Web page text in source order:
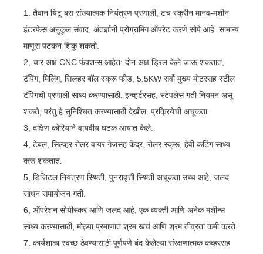
1. तैवान यिटू बस संख्यात्मक नियंत्रण प्रणाली; टच स्क्रीन मानव-मशीन
इंटरफेस अनुकूल संवाद, अंतर्ज्ञानी प्रोग्रामिंग ऑपरेट करणे सोपे आहे. सामान्य
माणूस पटकन शिकू शकतो.
2, चार अक्ष CNC फंक्शन्स आहेत: दोन अक्ष ड्रिल केले जाऊ शकतात,
टॅपिंग, मिलिंग, सिल्व्हर बॉल स्क्रू फीड, 5.5KW सर्वो मुख्य मोटरसह स्टील
टॅपिंगची प्रणाली साध्य करण्यासाठी, इन्व्हर्टरसह, स्टेपलेस गती नियमन असू
शकते, परंतु हे सुनिश्चित करण्यासाठी देखील. प्रक्रियेची अचूकता
3, दक्षिण कोरियाने वायवीय घटक आयात केले.
4, टेबल, सिल्व्हर रोलर वायर गेजसह केंद्र, रोलर स्क्रू, हेवी कटिंग साध्य
करू शकतात.
5, डिजिटल नियंत्रण स्थिती, पुनरावृत्ती स्थिती अचूकता उच्च आहे, जलद
साधन समायोजन गती.
6, ऑपरेशन सोयीस्कर आणि जलद आहे, एक व्यक्ती आणि अनेक मशीन्स
साध्य करण्यासाठी, मोठ्या प्रमाणात श्रम खर्च आणि श्रम तीव्रता कमी करते.
7. कार्यशाळा स्वच्छ ठेवण्यासाठी पूर्णपणे बंद केलेल्या संरक्षणात्मक कव्हरसह